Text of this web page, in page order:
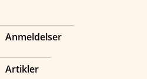
Anmeldelser
Artikler